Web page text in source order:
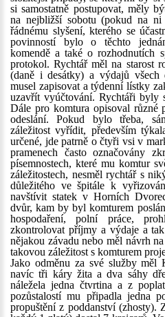
si samostatně postupovat, měly
na nejbližší sobotu (pokud na
řádnému slyšení, kterého se
povinností bylo o těchto
komendě a také o rozhodnutích
protokol. Rychtář měl na starost
(daně i desátky) a výdajů
musel zapisovat a týdenní lístky
uzavřít vyúčtování. Rychtáři byly
Dále pro komtura opisoval různé
odeslání. Pokud bylo třeba,
záležitost vyřídit, především
určené, jde patrně o čtyři vsi v
pramenech často označovány
písemnostech, které mu komtur
záležitostech, nesměl rychtář s
důležitého ve špitále k
navštívit statek v Horních
dvůr, kam by byl komturem
hospodaření, polní práce,
zkontrolovat příjmy a výdaje a
nějakou závadu nebo měl návrh
takovou záležitost s komturem
Jako odměnu za své služby měl
navíc tři káry žita a dva sáhy
náležela jedna čtvrtina a z
pozůstalostí mu připadla jedna
propuštění z poddanství (zhosty).